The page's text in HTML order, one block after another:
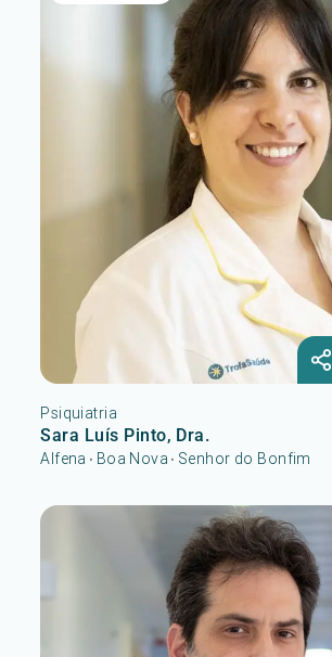
Psiquiatria
Sara Luís Pinto, Dra.
Alfena • Boa Nova • Senhor do Bonfim